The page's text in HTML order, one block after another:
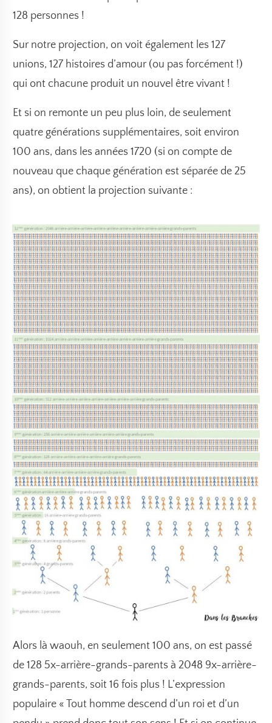
128 personnes !
Sur notre projection, on voit également les 127
unions, 127 histoires d’amour (ou pas forcément !)
qui ont chacune produit un nouvel être vivant !
Et si on remonte un peu plus loin, de seulement
quatre générations supplémentaires, soit environ
100 ans, dans les années 1720 (si on compte de
nouveau que chaque génération est séparée de 25
ans), on obtient la projection suivante :
Alors là waouh, en seulement 100 ans, on est passé
de 128 5x-arrière-grands-parents à 2048 9x-arrière-
grands-parents, soit 16 fois plus ! L’expression
populaire « Tout homme descend d’un roi et d’un